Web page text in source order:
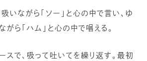
吸いながら「ソー」と心の中で言い、ゆ
がら「ハム」と心の中で唱える。
スで、吸って吐いてを繰り返す。最初